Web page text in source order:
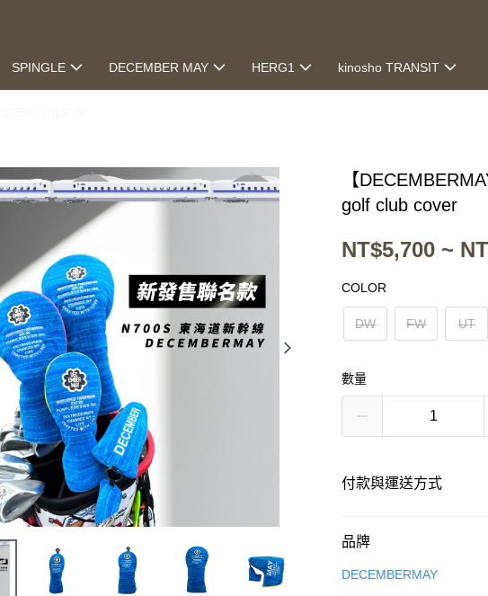
SPINGLE DECEMBER MAY HERG1 kinosho TRANSIT
【
golf club cover
NT$5,700 ~
COLOR
DW FW UT
數量
付款與運送方式
付款方式
信用卡一次付款
品牌
DECEMBERMAY